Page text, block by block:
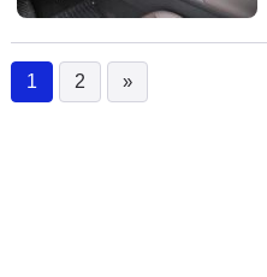
1
(current)
2 »